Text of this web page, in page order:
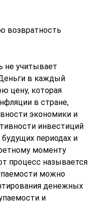
возвратность
не учитывает
в каждый
цену, которая
в стране,
экономики и
инвестиций
периодах и
моменту
процесс называется
можно
денежных
и